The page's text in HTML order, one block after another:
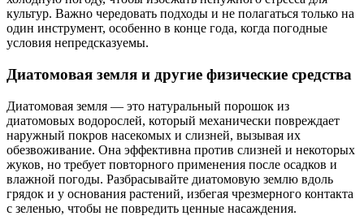
культур. Важно чередовать подходы и не полагаться только на
один инструмент, особенно в конце года, когда погодные
условия непредсказуемы.
Диатомовая земля и другие физические средства
Диатомовая земля — это натуральный порошок из
диатомовых водорослей, который механически повреждает
наружный покров насекомых и слизней, вызывая их
обезвоживание. Она эффективна против слизней и некоторых
жуков, но требует повторного применения после осадков и
влажной погоды. Разбрасывайте диатомовую землю вдоль
грядок и у основания растений, избегая чрезмерного контакта
с зеленью, чтобы не повредить ценные насаждения.